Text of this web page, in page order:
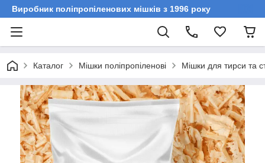
Виробник поліпропіленових мішків з 1996 року
Каталог Мішки поліпропіленові Мішки для тирси та